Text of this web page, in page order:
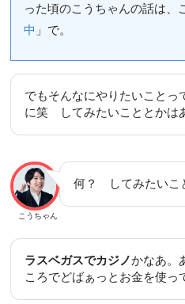
った頃のこうちゃんの話は、
中 」で。
でもそんなにやりたいことっ
に笑 してみたいこととかは
こうちゃん
何？ してみたいこ
ラスベガスでカジノかなあ。
ころでどばぁっとお金を使っ